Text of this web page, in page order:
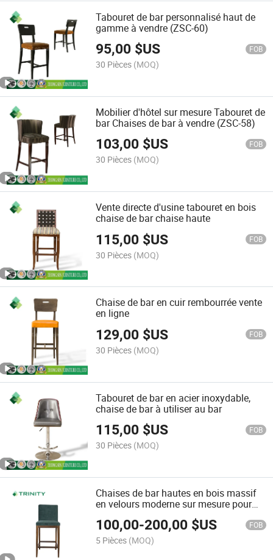
Tabouret de bar personnalisé haut de
gamme à vendre (ZSC-60)
95,00 $US FOB
30 Pièces (MOQ)
Mobilier d'hôtel sur mesure Tabouret de
bar Chaises de bar à vendre (ZSC-58)
103,00 $US FOB
30 Pièces (MOQ)
Vente directe d'usine tabouret en bois
chaise de bar chaise haute
115,00 $US FOB
30 Pièces (MOQ)
Chaise de bar en cuir rembourrée vente
en ligne
129,00 $US FOB
30 Pièces (MOQ)
Tabouret de bar en acier inoxydable,
chaise de bar à utiliser au bar
115,00 $US FOB
30 Pièces (MOQ)
Chaises de bar hautes en bois massif
en velours moderne sur mesure pour
100,00-200,00 $US FOB
5 Pièces (MOQ)